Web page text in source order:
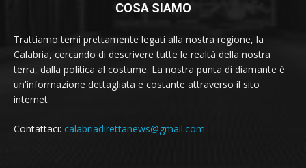
COSA SIAMO
Trattiamo temi prettamente legati alla nostra regione, la
Calabria, cercando di descrivere tutte le realtà della nostra
terra, dalla politica al costume. La nostra punta di diamante è
un'informazione dettagliata e costante attraverso il sito
internet
Contattaci: calabriadirettanews@gmail.com